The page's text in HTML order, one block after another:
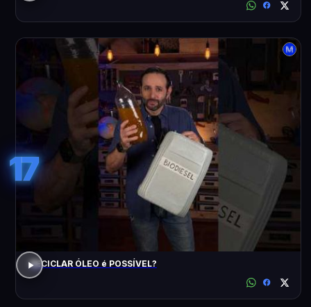
17
RECICLAR ÓLEO é POSSÍVEL?